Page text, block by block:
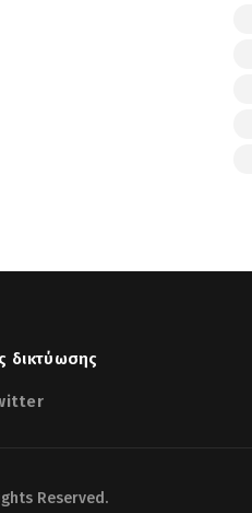
δικτύωσης
Reserved.